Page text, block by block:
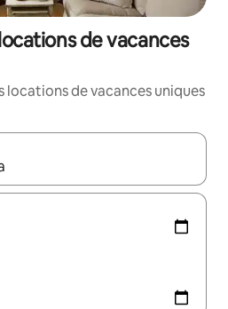
de vacances
locations de vacances uniques
utilisez les flèches vers le